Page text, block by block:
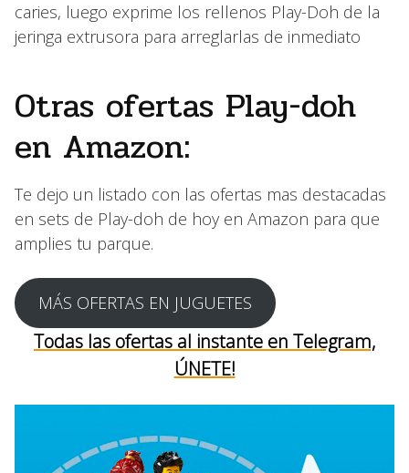
caries, luego exprime los rellenos Play-Doh de la
jeringa extrusora para arreglarlas de inmediato
Otras ofertas Play-doh
en Amazon:
Te dejo un listado con las ofertas mas destacadas
en sets de Play-doh de hoy en Amazon para que
amplies tu parque.
MÁS OFERTAS EN JUGUETES
Todas las ofertas al instante en Telegram,
ÚNETE!